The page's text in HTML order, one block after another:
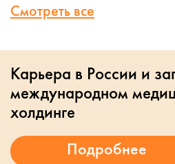
Смотреть все
Карьера в России и
международном
холдинге